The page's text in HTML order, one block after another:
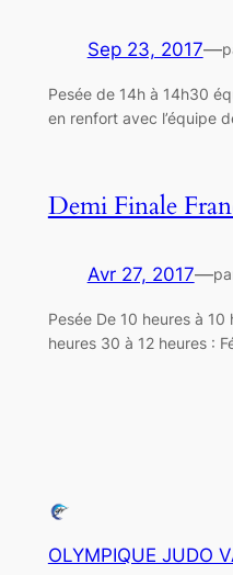
Sep 23, 2017—
Pesée de 14h à 14h30
en renfort avec l’équipe
Demi Finale
Avr 27, 2017—
Pesée De 10 heures à 10
heures 30 à 12 heures :
OLYMPIQUE JUDO